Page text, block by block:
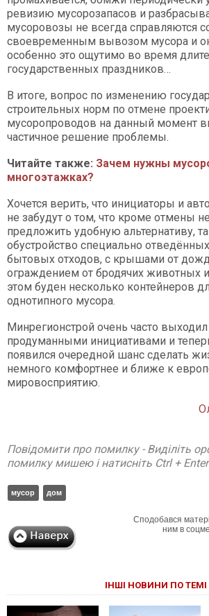
ревизию мусорозапасов и
мусоровозы не всегда справляются
своевременным вывозом мусора и он
особенно это ощутимо во время
государственных праздников…
В итоге, вопрос по изменению
строительных норм по отмене
мусоропроводов на данный момент
частичное решение проблемы.
Читайте также: Зачем нужны
многоэтажках?
Хочется верить, что инициаторы и
не забудут о том, что кроме отмены
предложить удобную альтернативу,
обустройство специально
бытовых отходов, с крышами от
ограждением от бродячих животных
этом буден несколько контейнеров
однотипного мусора.
Минрегионстрой очень часто
продуманными инициативами и
появился очередной шанс сделать
немного комфортнее и ближе к
мировосприятию.
Повідомити про помилку - Виділіть
помилку мишею і натисніть Ctrl + Enter
мусор дом
Сподобався
ним в
ІНШІ НОВИНИ ПО ТЕМІ